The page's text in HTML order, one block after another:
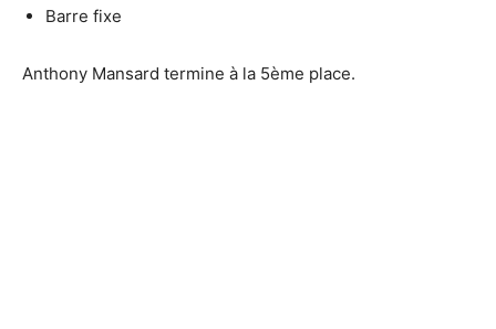
Barre fixe
Anthony Mansard termine à la 5ème place.